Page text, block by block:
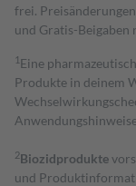
frei.
und Gratis-Beigaben
1 Eine
Produkte in deinem
2Biozidprodukte
und